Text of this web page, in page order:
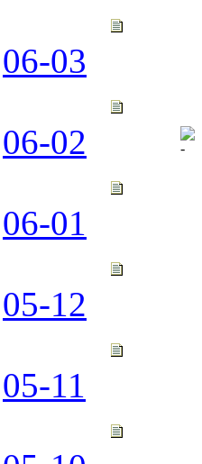
06-03
06-02
06-01
05-12
05-11